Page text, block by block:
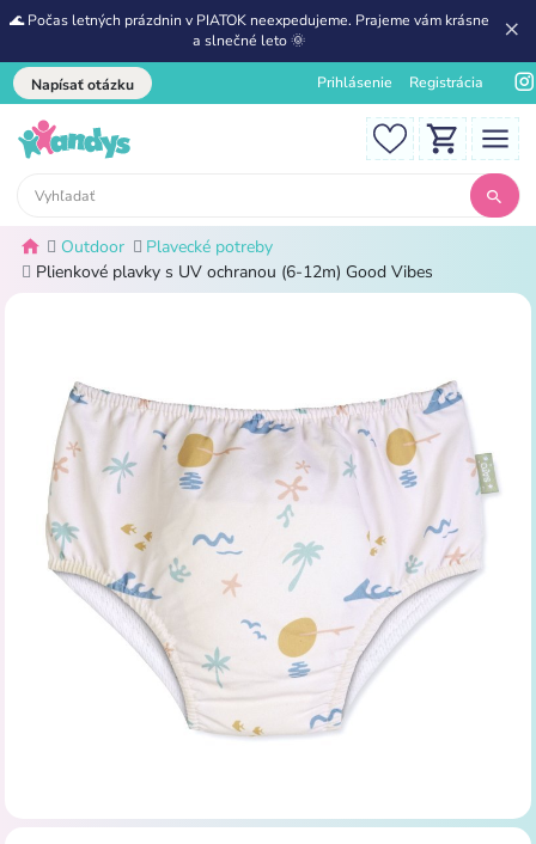
🌊 Počas letných prázdnin v PIATOK neexpedujeme. Prajeme vám krásne
a slnečné leto 🌞
Napísať otázku Prihlásenie Registrácia
Outdoor
Plavecké potreby
Plienkové plavky s UV ochranou (6-12m) Good Vibes